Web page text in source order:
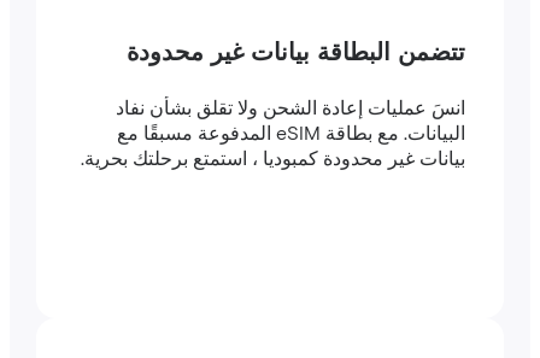
تتضمن البطاقة بيانات غير محدودة
انسَ عمليات إعادة الشحن ولا تقلق بشأن نفاد
البيانات. مع بطاقة eSIM المدفوعة مسبقًا مع
بيانات غير محدودة كمبوديا ، استمتع برحلتك بحرية.